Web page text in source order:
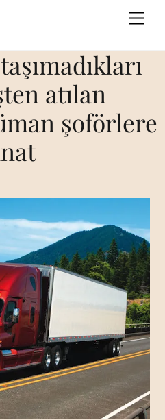
atılan
şoförlere